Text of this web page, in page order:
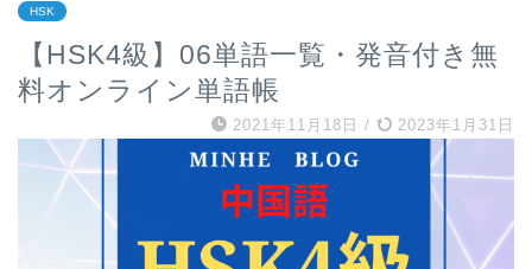
HSK
【HSK4級】06単語一覧・発音付き無
料オンライン単語帳
2021年11月18日 / 2023年1月31日